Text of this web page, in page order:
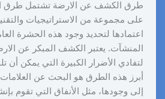
طرق الكشف عن الارضة تشتمل طرق
على مجموعة من الاستراتيجيات
اعتمادها لتحديد وجود هذه الحشرة
المنشآت. يعتبر الكشف المبكر عن
لتفادي الأضرار الكبيرة التي يمكن أن
أبرز هذه الطرق هو البحث عن العلامات
إلى وجودها، مثل الأنفاق التي تقوم